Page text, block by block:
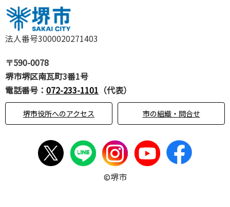
法人番号3000020271403
〒590-0078
堺市堺区南瓦町3番1号
電話番号： 072-233-1101 （代表）
堺市役所へのアクセス 市の組織・問合せ
©堺市